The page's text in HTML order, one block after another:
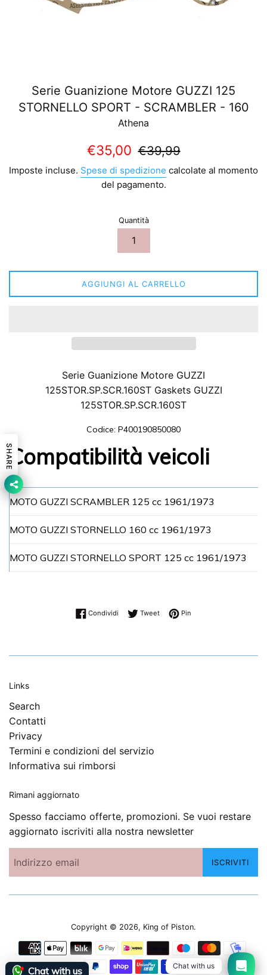
Serie Guanizione Motore GUZZI 125
STORNELLO SPORT - SCRAMBLER - 160
Athena
Prezzo
scontato
€35,00
Prezzo
listino
€39,99
Imposte incluse. Spese di spedizione calcolate al momento
del pagamento.
Quantità
AGGIUNGI AL CARRELLO
Serie Guanizione Motore GUZZI
125STOR.SP.SCR.160ST Gaskets GUZZI
125STOR.SP.SCR.160ST
Codice: P400190850080
Compatibilità veicoli
MOTO GUZZI SCRAMBLER 125 cc 1961/1973
MOTO GUZZI STORNELLO 160 cc 1961/1973
MOTO GUZZI STORNELLO SPORT 125 cc 1961/1973
Condividi Condividi su Facebook
TweetTwitta su Twitter
Pin
Links
Search
Contatti
Privacy
Termini e condizioni del servizio
Informativa sui rimborsi
Rimani aggiornato
Spesso facciamo offerte, promozioni. Se vuoi restare
aggiornato iscriviti alla nostra newsletter
ISCRIVITI
Copyright © 2026, King of Piston.
Modalità
di
Chat with us Chat with us
SHARE